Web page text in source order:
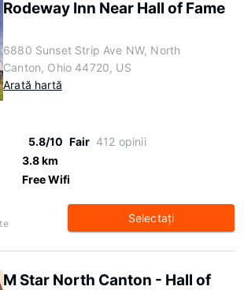
Rodeway Inn Near Hall of Fame
6880 Sunset Strip Ave NW, North
Canton, Ohio 44720, US
Arată hartă
5.8/10 Fair 412 opinii
3.8 km
Free Wifi
Selectaţi
M Star North Canton - Hall of